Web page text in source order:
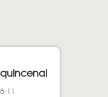
quincenal
11